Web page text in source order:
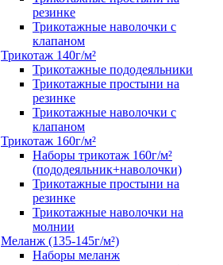
резинке
Трикотажные наволочки с
клапаном
Трикотаж 140г/м²
Трикотажные пододеяльники
Трикотажные простыни на
резинке
Трикотажные наволочки с
клапаном
Трикотаж 160г/м²
Наборы трикотаж 160г/м²
(пододеяльник+наволочки)
Трикотажные простыни на
резинке
Трикотажные наволочки на
молнии
Меланж (135-145г/м²)
Наборы меланж